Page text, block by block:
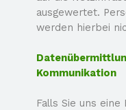
ausgewertet.
werden hierbei
Kommunikation
Falls Sie uns eine